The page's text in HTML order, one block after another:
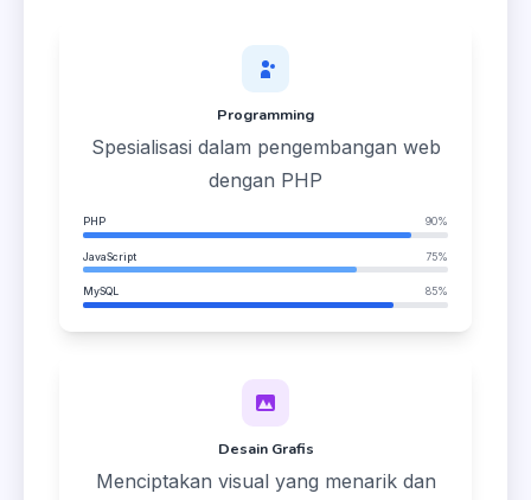
Programming
Spesialisasi dalam pengembangan web
dengan PHP
PHP 90%
JavaScript 75%
MySQL 85%
Desain Grafis
Menciptakan visual yang menarik dan